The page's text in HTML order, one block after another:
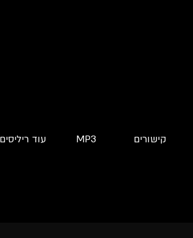
קישורים MP3 עוד ריליסים